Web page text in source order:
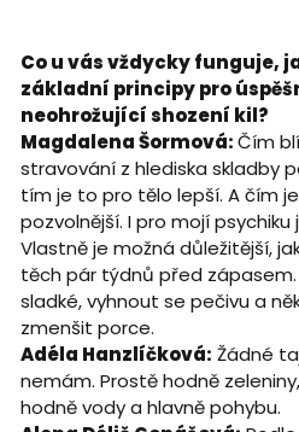
Co u vás vždycky funguje,
základní principy pro
neohrožující shození kil?
Magdalena Šormová:Čím
stravování z hlediska skladby
tím je to pro tělo lepší. A čím
pozvolnější. I pro mojí
Vlastně je možná důležitější,
těch pár týdnů před
sladké, vyhnout se pečivu a
zmenšit porce.
Adéla Hanzlíčková: Žádné
nemám. Prostě hodně
hodně vody a hlavně pohybu.